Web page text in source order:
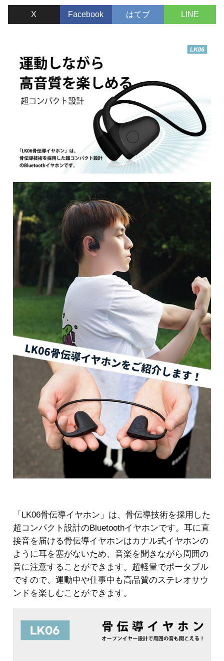
X Facebook はてブ LINE
「LK06骨伝導イヤホン」は、骨伝導技術を採用した
超コンパクト設計のBluetoothイヤホンです。耳に直
接音を届ける骨伝導イヤホンはカナル式イヤホンの
ように耳を塞がないため、音楽を聞きながら周囲の
音に注意することができます。超軽量でポータブル
ですので、運動中や仕事中も高品質のステレオサウ
ンドを楽しむことができます。